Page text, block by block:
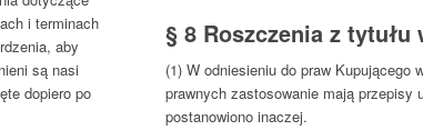
i terminach
aby
są nasi
dopiero po
§ 8 Roszczenia z
(1) W odniesieniu do praw Kupującego
prawnych zastosowanie mają przepisy
postanowiono inaczej.